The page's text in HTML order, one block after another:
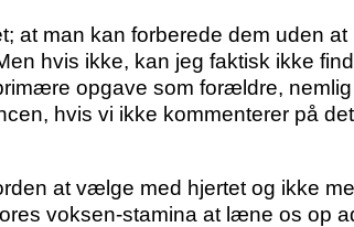
at man kan forberede dem uden
hvis ikke, kan jeg faktisk ikke
opgave som forældre,
hvis vi ikke kommenterer på
at vælge med hjertet og ikke
voksen-stamina at læne os op